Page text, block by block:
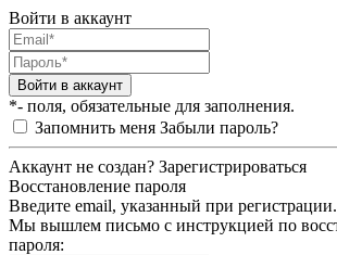
Войти в аккаунт
Войти в аккаунт
*- поля, обязательные для заполнения.
Запомнить меня Забыли пароль?
Аккаунт не создан? Зарегистрироваться
Восстановление пароля
Введите email, указанный при регистрации.
Мы вышлем письмо с инструкцией по
пароля: